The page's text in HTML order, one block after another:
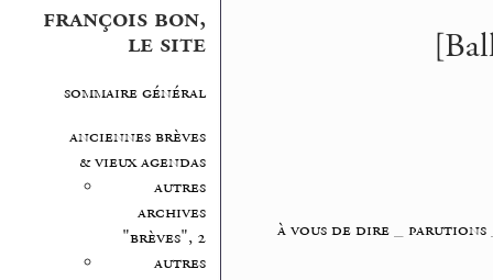
françois bon,
le site
sommaire général
anciennes brèves
& vieux agendas
autres
archives
"brèves", 2
autres
à vous de dire_ parutions